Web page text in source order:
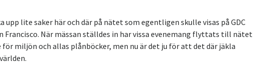
upp lite saker här och där på nätet som egentligen skulle visas på GDC
Francisco. När mässan ställdes in har vissa evenemang flyttats till nätet
miljön och allas plånböcker, men nu är det ju för att det där jäkla